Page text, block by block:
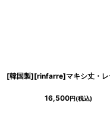
16,500円(税込)